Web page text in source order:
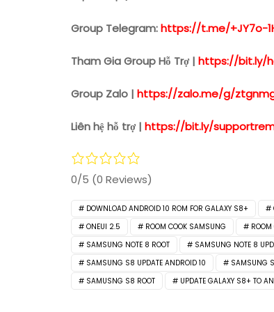
Group Telegram:https://t.me/+JY7o-
Tham Gia Group Hỗ Trợ | https://bit.ly/
Group Zalo | https://zalo.me/g/
Liên hệ hỗ trợ | https://bit.ly/
0/5 (0 Reviews)
DOWNLOAD ANDROID 10 ROM FOR GALAXY S8+
ONEUI 2.5
ROOM COOK SAMSUNG
SAMSUNG NOTE 8 ROOT
SAMSUNG NOTE 8
SAMSUNG S8 UPDATE ANDROID 10
SAMSUNG
SAMUSNG S8 ROOT
UPDATE GALAXY S8+ TO